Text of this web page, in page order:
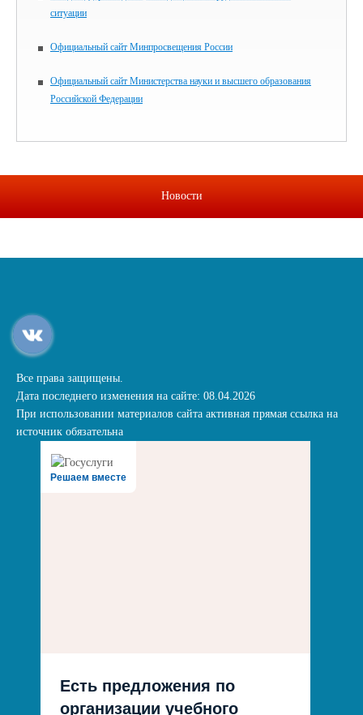
ситуации
Официальный сайт Минпросвещения России
Официальный сайт Министерства науки и высшего образования
Российской Федерации
Новости
Все права защищены.
Дата последнего изменения на сайте: 08.04.2026
При использовании материалов сайта активная прямая ссылка на
источник обязательна
Решаем вместе
Есть предложения по
организации учебного